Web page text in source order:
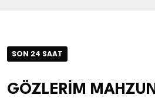
SON 24 SAAT
GÖZLERİM MAHZUN